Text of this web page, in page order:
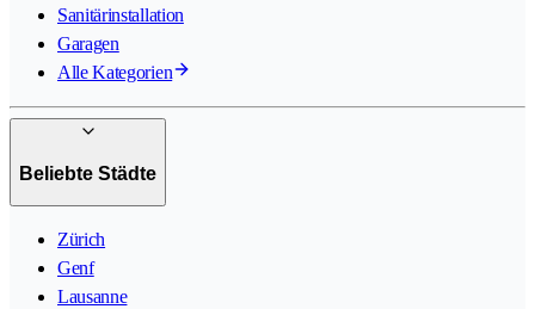
Sanitärinstallation
Garagen
Alle Kategorien
Beliebte Städte
Zürich
Genf
Lausanne